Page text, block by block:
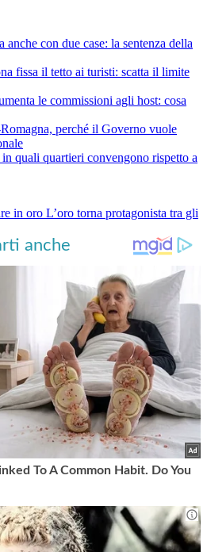
con due case: la sentenza della
fissa il tetto ai turisti: scatta il limite
le commissioni agli host: cosa
perché il Governo vuole
quali quartieri convengono rispetto a
in oro L’oro torna protagonista tra gli